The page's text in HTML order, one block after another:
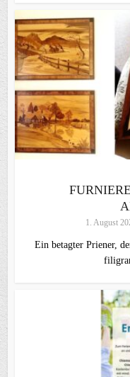
1. August
Ein betagter Priener,